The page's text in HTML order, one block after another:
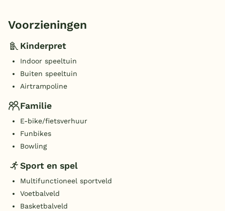
Voorzieningen
Kinderpret
Indoor speeltuin
Buiten speeltuin
Airtrampoline
Familie
E-bike/fietsverhuur
Funbikes
Bowling
Sport en spel
Multifunctioneel sportveld
Voetbalveld
Basketbalveld